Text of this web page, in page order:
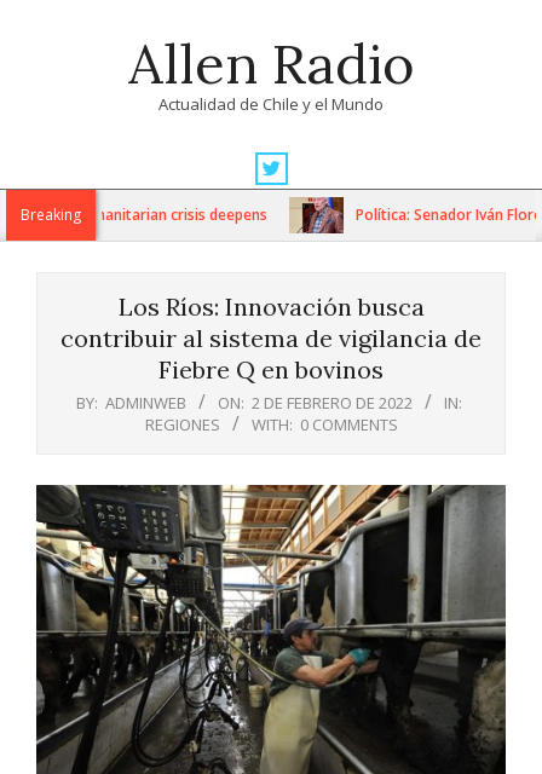
Allen Radio
Actualidad de Chile y el Mundo
Navigation
MenuBreaking
as humanitarian crisis deepens Política: Senador Iván Flores
Los Ríos: Innovación busca
contribuir al sistema de vigilancia de
Fiebre Q en bovinos
BY: ADMINWEB ON: 2 DE FEBRERO DE 2022
IN:
REGIONES
WITH: 0 COMMENTS